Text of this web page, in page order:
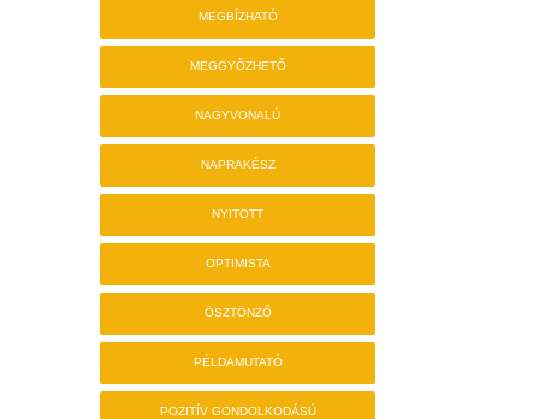
MEGBÍZHATÓ
MEGGYŐZHETŐ
NAGYVONALÚ
NAPRAKÉSZ
NYITOTT
OPTIMISTA
ÖSZTÖNZŐ
PÉLDAMUTATÓ
POZITÍV GONDOLKODÁSÚ